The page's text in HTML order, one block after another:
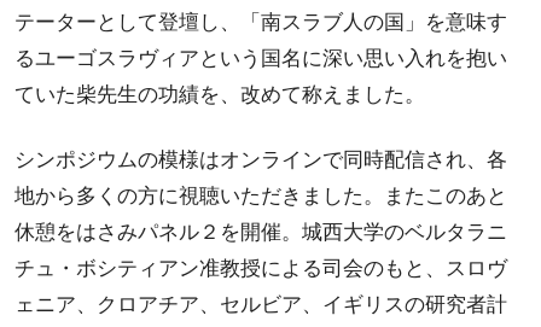
テーターとして登壇し、「南スラブ人の国」を意味す
るユーゴスラヴィアという国名に深い思い入れを抱い
ていた柴先生の功績を、改めて称えました。
シンポジウムの模様はオンラインで同時配信され、各
地から多くの方に視聴いただきました。またこのあと
休憩をはさみパネル２を開催。城西大学のベルタラニ
チュ・ボシティアン准教授による司会のもと、スロヴ
ェニア、クロアチア、セルビア、イギリスの研究者計